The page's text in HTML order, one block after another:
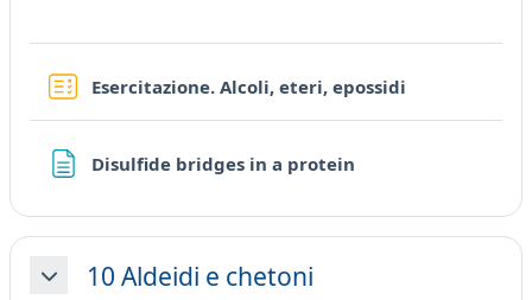
Esercitazione. Alcoli, eteri, epossidi
Disulfide bridges in a protein
Collapse10 Aldeidi e chetoni